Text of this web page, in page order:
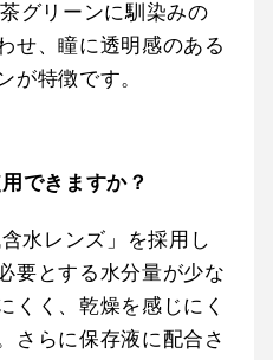
グリーンに馴染みの
せ、瞳に透明感のある
が特徴です。
できますか？
水レンズ」を採用し
要とする水分量が少な
くく、乾燥を感じにく
さらに保存液に配合さ